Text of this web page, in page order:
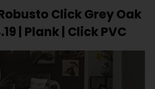
Click Grey Oak
| Plank | Click PVC